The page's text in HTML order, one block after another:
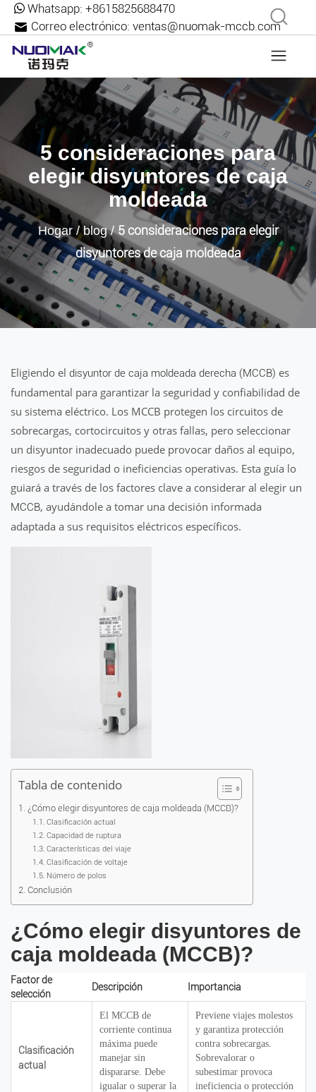
Whatsapp: +8615825688470
Correo electrónico: ventas@nuomak-mccb.com
5 consideraciones para
elegir disyuntores de caja
moldeada
Hogar/blog/5 consideraciones para elegir
disyuntores de caja moldeada
Eligiendo el disyuntor de caja moldeada derecha (MCCB) es
fundamental para garantizar la seguridad y confiabilidad de
su sistema eléctrico. Los MCCB protegen los circuitos de
sobrecargas, cortocircuitos y otras fallas, pero seleccionar
un disyuntor inadecuado puede provocar daños al equipo,
riesgos de seguridad o ineficiencias operativas. Esta guía lo
guiará a través de los factores clave a considerar al elegir un
MCCB, ayudándole a tomar una decisión informada
adaptada a sus requisitos eléctricos específicos.
Tabla de contenido
¿Cómo elegir disyuntores de caja moldeada (MCCB)?
Clasificación actual
Capacidad de ruptura
Características del viaje
Clasificación de voltaje
Número de polos
Conclusión
¿Cómo elegir disyuntores de
caja moldeada (MCCB)?
Factor de
selección
Descripción Importancia
Clasificación
actual
El MCCB de
corriente continua
máxima puede
manejar sin
dispararse. Debe
igualar o superar la
Previene viajes molestos
y garantiza protección
contra sobrecargas.
Sobrevalorar o
subestimar provoca
ineficiencia o protección